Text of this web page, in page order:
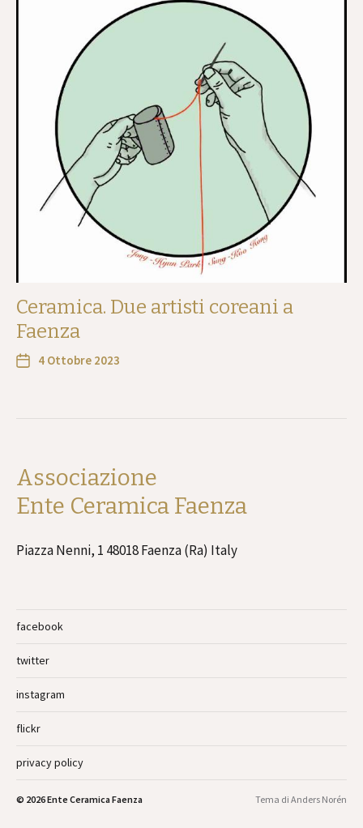
Ceramica. Due artisti coreani a
Faenza
4 Ottobre 2023
Associazione
Ente Ceramica Faenza
Piazza Nenni, 1 48018 Faenza (Ra) Italy
facebook
twitter
instagram
flickr
privacy policy
© 2026Ente Ceramica Faenza Tema di Anders Norén